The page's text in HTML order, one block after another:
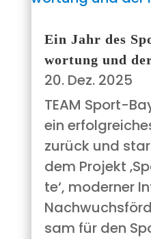
Ein Jahr des
wor­tung und
20. Dez. 2025
TEAM Sport-
ein
zurück und
dem Pro­jekt
te‘, moder­ner
sam für den